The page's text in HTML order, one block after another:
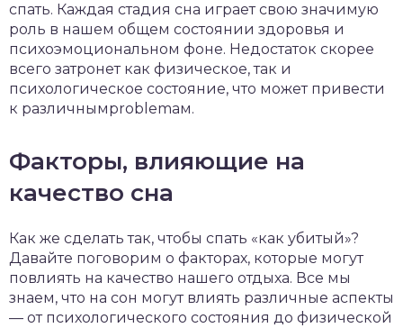
спать. Каждая стадия сна играет свою значимую
роль в нашем общем состоянии здоровья и
психоэмоциональном фоне. Недостаток скорее
всего затронет как физическое, так и
психологическое состояние, что может привести
к различнымproblemам.
Факторы, влияющие на
качество сна
Как же сделать так, чтобы спать «как убитый»?
Давайте поговорим о факторах, которые могут
повлиять на качество нашего отдыха. Все мы
знаем, что на сон могут влиять различные аспекты
— от психологического состояния до физической